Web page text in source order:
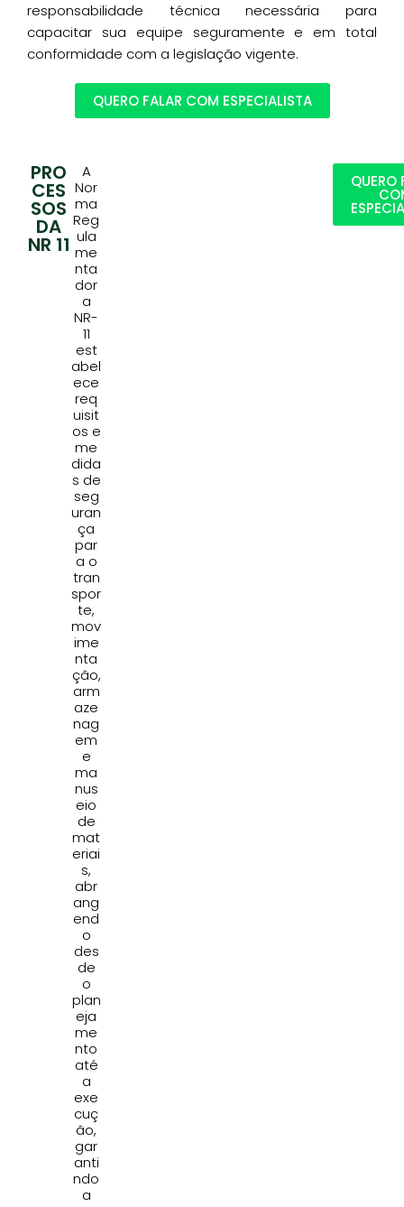
responsabilidade técnica necessária para
capacitar sua equipe seguramente e em total
conformidade com a legislação vigente.
QUERO FALAR COM ESPECIALISTA
PRO
CES
SOS
DA
NR 11
A
Nor
ma
Reg
ula
me
nta
dor
a
NR-
11
est
abel
ece
req
uisit
os e
me
dida
s de
seg
uran
ça
par
a o
tran
spor
te,
mov
ime
nta
ção,
arm
aze
nag
em
e
ma
nus
eio
de
mat
eriai
s,
abr
ang
end
o
des
de
o
plan
eja
me
nto
até
a
exe
cuç
ão,
gar
anti
ndo
a
QUERO